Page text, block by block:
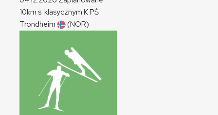
10km s. klasycznym KPŚ
Trondheim
(NOR)